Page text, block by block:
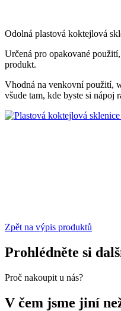
Odolná plastová koktejlová
Určená pro opakované
produkt.
Vhodná na venkovní použití,
všude tam, kde byste si nápoj
Zpět na výpis produktů
Prohlédněte si
Proč nakoupit u nás?
V čem jsme jiní